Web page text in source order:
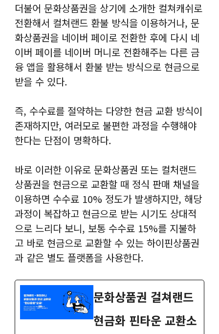
더불어 문화상품권을 상기에 소개한 컬쳐캐쉬로
전환해서 컬쳐랜드 환불 방식을 이용하거나, 문
화상품권을 네이버 페이로 전환한 후에 다시 네
이버 페이를 네이버 머니로 전환해주는 다른 금
융 앱을 활용해서 환불 받는 방식으로 현금으로
받을 수 있다.
즉, 수수료를 절약하는 다양한 현금 교환 방식이
존재하지만, 여러모로 불편한 과정을 수행해야
한다는 단점이 명확하다.
바로 이러한 이유로 문화상품권 또는 컬처랜드
상품권을 현금으로 교환할 때 정식 판매 채널을
이용하면 수수료 10% 정도가 발생하지만, 해당
과정이 복잡하고 현금으로 받는 시기도 상대적
으로 느리다 보니, 보통 수수료 15%를 지불하
고 바로 현금으로 교환할 수 있는 하이핀상품권
과 같은 별도 플랫폼을 사용한다.
문화상품권 걸쳐랜드
현금화 핀타운 교환소